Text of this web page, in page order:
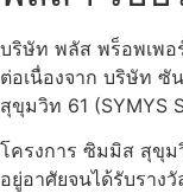
บริษัท พลัส พร็อพเพอ
ต่อเนื่องจาก บริษัท ซั
สุขุมวิท 61 (SYMYS
โครงการ ซิมมิส สุขุม
อยู่อาศัยจนได้รับราง